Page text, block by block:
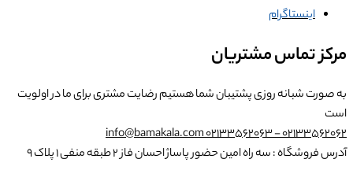
اینستاگرام
مرکز تماس مشتریان
به صورت شبانه روزی پشتیبان شما هستیمرضایت مشتری برای ما در اولویت
است
02133562062 - 02133562063
info@bamakala.com
آدرس فروشگاه : سه راه امین حضور پاساژ احسان فاز ۲ طبقه منفی ۱ پلاک ۹